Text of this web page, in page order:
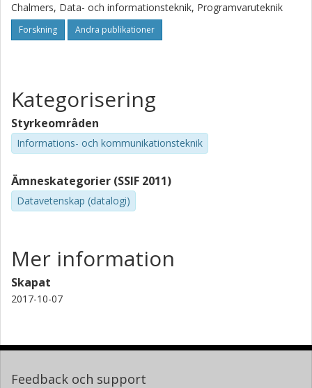
Chalmers, Data- och informationsteknik, Programvaruteknik
Forskning Andra publikationer
Kategorisering
Styrkeområden
Informations- och kommunikationsteknik
Ämneskategorier (SSIF 2011)
Datavetenskap (datalogi)
Mer information
Skapat
2017-10-07
Feedback och support